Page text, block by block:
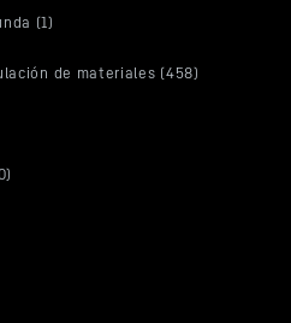
(1)
de materiales (458)